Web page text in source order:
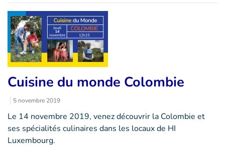
Cuisine du monde Colombie
5 novembre 2019
Le 14 novembre 2019, venez découvrir la Colombie et
ses spécialités culinaires dans les locaux de HI
Luxembourg.